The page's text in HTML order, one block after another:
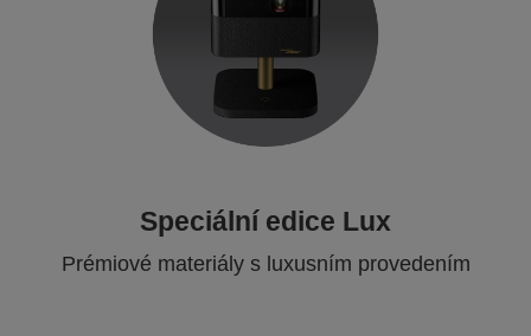
Speciální edice Lux
Prémiové materiály s luxusním provedením